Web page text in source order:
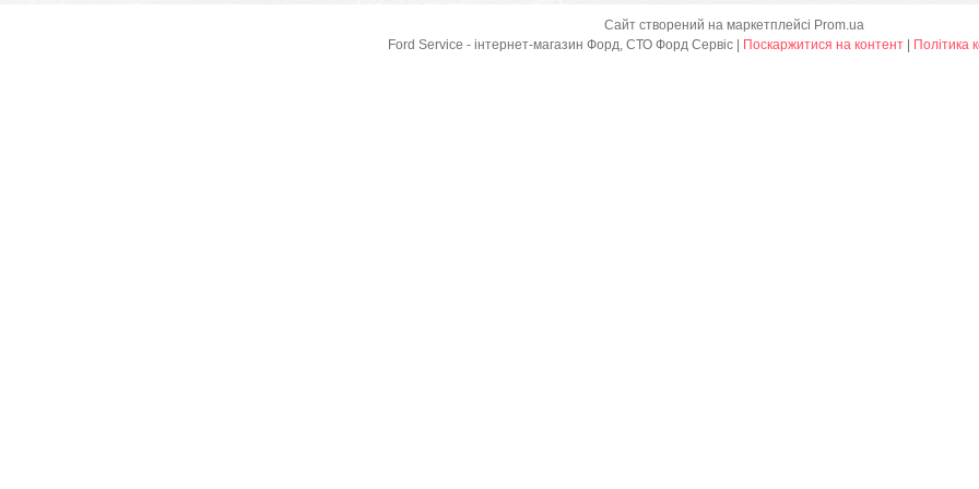
Сайт створений на маркетплейсі Prom.ua
Ford Service - інтернет-магазин Форд, СТО Форд Сервіс | Поскаржитися на контент | Політика